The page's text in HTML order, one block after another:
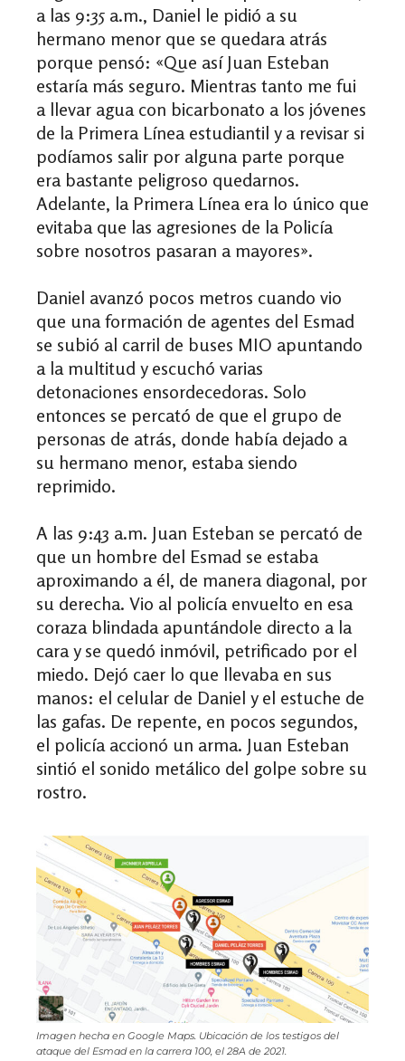
a las 9:35 a.m., Daniel le pidió a su
hermano menor que se quedara atrás
porque pensó: «Que así Juan Esteban
estaría más seguro. Mientras tanto me fui
a llevar agua con bicarbonato a los jóvenes
de la Primera Línea estudiantil y a revisar si
podíamos salir por alguna parte porque
era bastante peligroso quedarnos.
Adelante, la Primera Línea era lo único que
evitaba que las agresiones de la Policía
sobre nosotros pasaran a mayores».
Daniel avanzó pocos metros cuando vio
que una formación de agentes del Esmad
se subió al carril de buses MIO apuntando
a la multitud y escuchó varias
detonaciones ensordecedoras. Solo
entonces se percató de que el grupo de
personas de atrás, donde había dejado a
su hermano menor, estaba siendo
reprimido.
A las 9:43 a.m. Juan Esteban se percató de
que un hombre del Esmad se estaba
aproximando a él, de manera diagonal, por
su derecha. Vio al policía envuelto en esa
coraza blindada apuntándole directo a la
cara y se quedó inmóvil, petrificado por el
miedo. Dejó caer lo que llevaba en sus
manos: el celular de Daniel y el estuche de
las gafas. De repente, en pocos segundos,
el policía accionó un arma. Juan Esteban
sintió el sonido metálico del golpe sobre su
rostro.
Imagen hecha en Google Maps. Ubicación de los testigos del
ataque del Esmad en la carrera 100, el 28A de 2021.